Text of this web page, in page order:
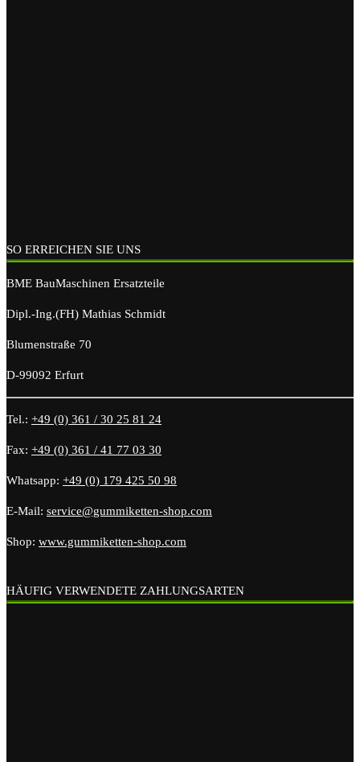
SO ERREICHEN SIE UNS
BME BauMaschinen Ersatzteile
Dipl.-Ing.(FH) Mathias Schmidt
Blumenstraße 70
D-99092 Erfurt
Tel.: +49 (0) 361 / 30 25 81 24
Fax: +49 (0) 361 / 41 77 03 30
Whatsapp: +49 (0) 179 425 50 98
E-Mail: service@gummiketten-shop.com
Shop: www.gummiketten-shop.com
HÄUFIG VERWENDETE ZAHLUNGSARTEN